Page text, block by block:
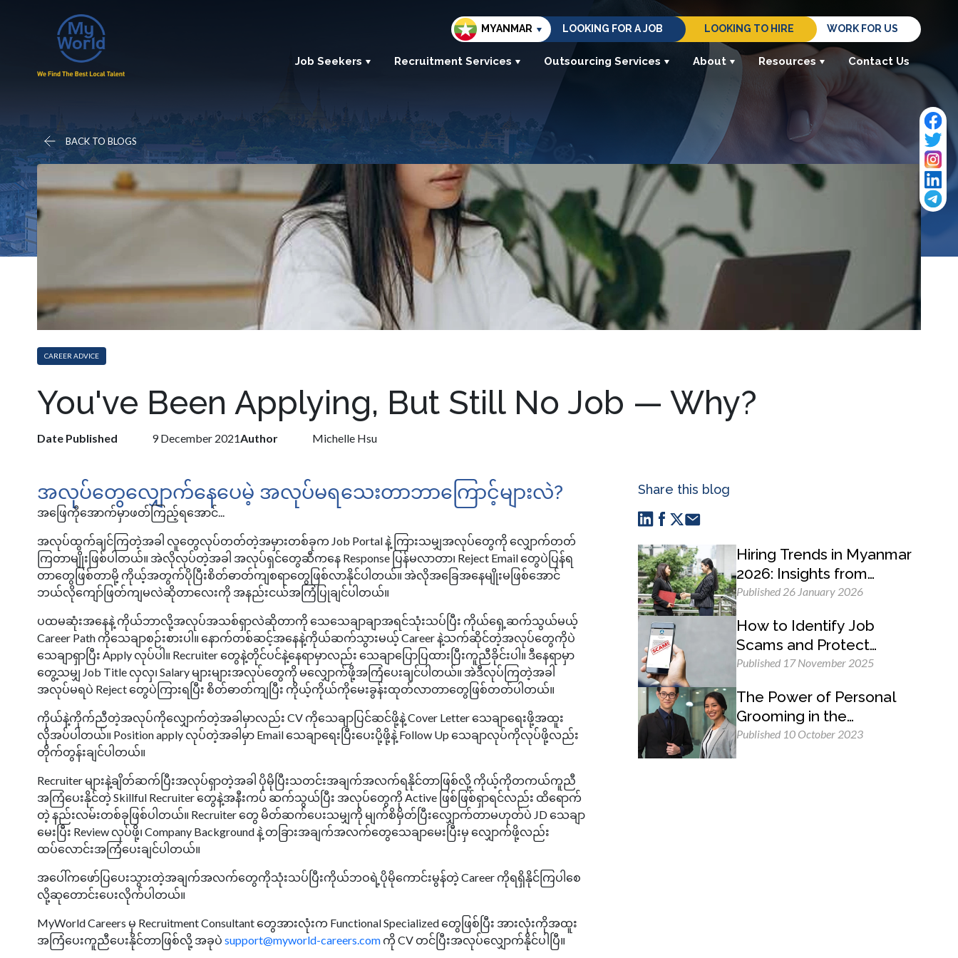
MYANMAR LOOKING FOR A JOB LOOKING TO HIRE WORK FOR US
Job Seekers Recruitment Services Outsourcing Services About Resources Contact Us
BACK TO BLOGS
CAREER ADVICE
You've Been Applying, But Still No Job — Why?
Date Published 9 December 2021Author Michelle Hsu
အလုပ်တွေလျှောက်နေပေမဲ့ အလုပ်မရသေးတာဘာကြောင့်များလဲ?
အဖြေကိုအောက်မှာဖတ်ကြည့်ရအောင်... ​
အလုပ်ထွက်ချင်ကြတဲ့အခါ လူတွေလုပ်တတ်တဲ့အမှားတစ်ခုက Job Portal နဲ့ ကြားသမျှအလုပ်တွေကို လျှောက်တတ်
ကြတာမျိုးဖြစ်ပါတယ်။ အဲလိုလုပ်တဲ့အခါ အလုပ်ရှင်တွေဆီကနေ Response ပြန်မလာတာ၊ Reject Email တွေပဲပြန်ရ
တာတွေဖြစ်တာမို့ ကိုယ့်အတွက်ပိုပြီးစိတ်ဓာတ်ကျစရာတွေဖြစ်လာနိုင်ပါတယ်။ အဲလိုအခြေအနေမျိုးမဖြစ်အောင်
ဘယ်လိုကျော်ဖြတ်ကျမလဲဆိုတာလေးကို အနည်းငယ်အကြံပြုချင်ပါတယ်။ ​
ပထမဆုံးအနေနဲ့ ကိုယ်ဘာလို့အလုပ်အသစ်ရှာလဲဆိုတာကို သေသေချာချာအရင်သုံးသပ်ပြီး ကိုယ်ရှေ့ဆက်သွယ်မယ့်
Career Path ကိုသေချာစဉ်းစားပါ။ နောက်တစ်ဆင့်အနေနဲ့ကိုယ်ဆက်သွားမယ့် Career နဲ့သက်ဆိုင်တဲ့အလုပ်တွေကိုပဲ
သေချာရှာပြီး Apply လုပ်ပါ။ Recruiter တွေနဲ့တိုင်ပင်နဲ့နေရာမှာလည်း သေချာပြောပြထားပြီးကူညီခိုင်းပါ။ ဒီနေရာမှာ
တွေ့သမျှ Job Title လှလှ၊ Salary များများအလုပ်တွေကို မလျှောက်ဖို့အကြံပေးချင်ပါတယ်။ အဲဒီလုပ်ကြတဲ့အခါ
အလုပ်မရပဲ Reject တွေပဲကြားရပြီး စိတ်ဓာတ်ကျပြီး ကိုယ့်ကိုယ်ကိုမေးခွန်းထုတ်လာတာတွေဖြစ်တတ်ပါတယ်။
​ကိုယ်နဲ့ကိုက်ညီတဲ့အလုပ်ကိုလျှောက်တဲ့အခါမှာလည်း CV ကိုသေချာပြင်ဆင်ဖို့နဲ့ Cover Letter သေချာရေးဖို့အထူး
လိုအပ်ပါတယ်။ Position apply လုပ်တဲ့အခါမှာ Email သေချာရေးပြီးပေးပို့ဖို့နဲ့ Follow Up သေချာလုပ်ကိုလုပ်ဖို့လည်း
တိုက်တွန်းချင်ပါတယ်။ ​
Recruiter များနဲ့ချိတ်ဆက်ပြီးအလုပ်ရှာတဲ့အခါ ပိုမိုပြီးသတင်းအချက်အလက်ရနိုင်တာဖြစ်လို့ ကိုယ့်ကိုတကယ်ကူညီ
အကြံပေးနိုင်တဲ့ Skillful Recruiter တွေနဲ့အနီးကပ် ဆက်သွယ်ပြီး အလုပ်တွေကို Active ဖြစ်ဖြစ်ရှာရင်လည်း ထိရောက်
တဲ့ နည်းလမ်းတစ်ခုဖြစ်ပါတယ်။ Recruiter တွေ မိတ်ဆက်ပေးသမျှကို မျက်စိမှိတ်ပြီးလျှောက်တာမဟုတ်ပဲ JD သေချာ
မေးပြီး Review လုပ်ဖို့၊ Company Background နဲ့ တခြားအချက်အလက်တွေသေချာမေးပြီးမှ လျှောက်ဖို့လည်း
ထပ်လောင်းအကြံပေးချင်ပါတယ်။ ​
အပေါ်ကဖော်ပြပေးသွားတဲ့အချက်အလက်တွေကိုသုံးသပ်ပြီးကိုယ်ဘဝရဲ့ပိုမိုကောင်းမွန်တဲ့ Career ကိုရရှိနိုင်ကြပါစေ
လို့ဆုတောင်းပေးလိုက်ပါတယ်။ ​
MyWorld Careers မှ Recruitment Consultant တွေအားလုံးက Functional Specialized တွေဖြစ်ပြီး အားလုံးကိုအထူး
အကြံပေးကူညီပေးနိုင်တာဖြစ်လို့ အခုပဲ support@myworld-careers.com ကို CV တင်ပြီးအလုပ်လျှောက်နိုင်ပါပြီ။
Share this blog
Hiring Trends in Myanmar
2026: Insights from
MyWorld Careers
Published 26 January 2026
How to Identify Job
Scams and Protect
Yourself
Published 17 November 2025
The Power of Personal
Grooming in the
Professional Workplace
Published 10 October 2023